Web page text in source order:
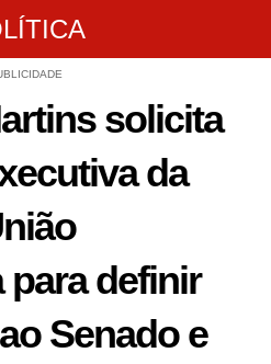
solicita
da
definir
Senado e